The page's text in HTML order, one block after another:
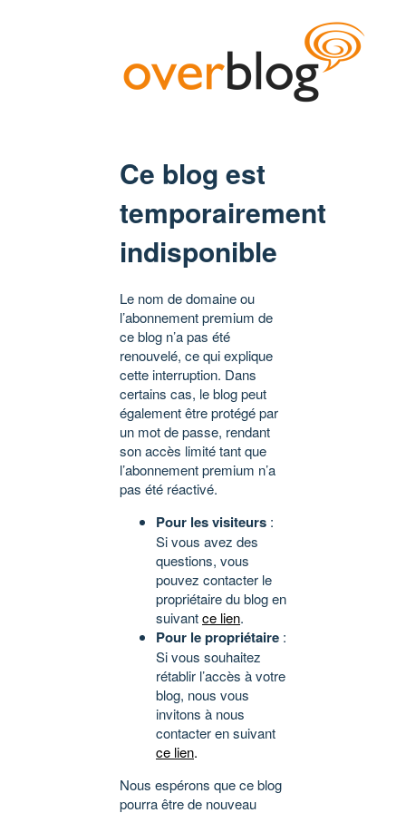
Ce blog est
temporairement
indisponible
Le nom de domaine ou
l’abonnement premium de
ce blog n’a pas été
renouvelé, ce qui explique
cette interruption. Dans
certains cas, le blog peut
également être protégé par
un mot de passe, rendant
son accès limité tant que
l’abonnement premium n’a
pas été réactivé.
Pour les visiteurs :
Si vous avez des
questions, vous
pouvez contacter le
propriétaire du blog en
suivantce lien.
Pour le propriétaire :
Si vous souhaitez
rétablir l’accès à votre
blog, nous vous
invitons à nous
contacter en suivant
ce lien.
Nous espérons que ce blog
pourra être de nouveau